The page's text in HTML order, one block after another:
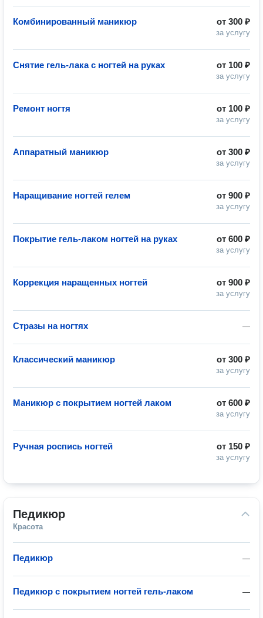
от 300 ₽
за услугу
Комбинированный маникюр
от 100 ₽
за услугу
Снятие гель-лака с ногтей на руках
от 100 ₽
за услугу
Ремонт ногтя
от 300 ₽
за услугу
Аппаратный маникюр
от 900 ₽
за услугу
Наращивание ногтей гелем
от 600 ₽
за услугу
Покрытие гель-лаком ногтей на руках
от 900 ₽
за услугу
Коррекция наращенных ногтей
—
Стразы на ногтях
от 300 ₽
за услугу
Классический маникюр
от 600 ₽
за услугу
Маникюр с покрытием ногтей лаком
от 150 ₽
за услугу
Ручная роспись ногтей
Педикюр
Красота
—
Педикюр
—
Педикюр с покрытием ногтей гель-лаком